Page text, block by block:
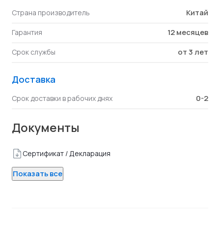
Страна производитель Китай
Гарантия 12 месяцев
Срок службы от 3 лет
Доставка
Срок доставки в рабочих днях 0-2
Документы
Сертификат / Декларация
Показать все